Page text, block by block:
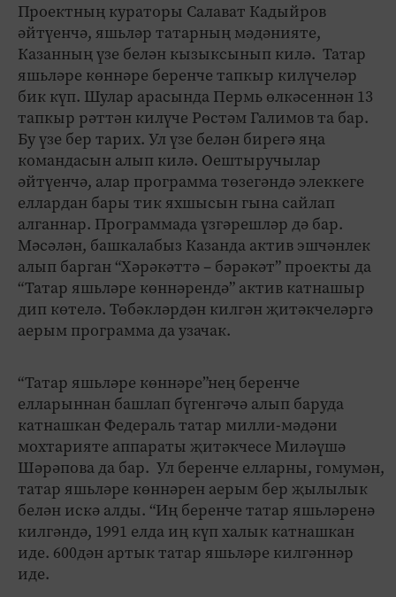
Проектның кураторы Салават Кадыйров
әйтүенчә, яшьләр татарның мәдәнияте,
Казанның үзе белән кызыксынып килә. Татар
яшьләре көннәре беренче тапкыр килүчеләр
бик күп. Шулар арасында Пермь өлкәсеннән 13
тапкыр рәттән килүче Рөстәм Галимов та бар.
Бу үзе бер тарих. Ул үзе белән бирегә яңа
командасын алып килә. Оештыручылар
әйтүенчә, алар программа төзегәндә элеккеге
еллардан бары тик яхшысын гына сайлап
алганнар. Программада үзгәрешләр дә бар.
Мәсәлән, башкалабыз Казанда актив эшчәнлек
алып барган “Хәрәкәттә – бәрәкәт” проекты да
“Татар яшьләре көннәрендә” актив катнашыр
дип көтелә. Төбәкләрдән килгән җитәкчеләргә
аерым программа да узачак.
“Татар яшьләре көннәре”нең беренче
елларыннан башлап бүгенгәчә алып баруда
катнашкан Федераль татар милли-мәдәни
мохтарияте аппараты җитәкчесе Миләүшә
Шәрәпова да бар. Ул беренче елларны, гомумән,
татар яшьләре көннәрен аерым бер җылылык
белән искә алды. “Иң беренче татар яшьләренә
килгәндә, 1991 елда иң күп халык катнашкан
иде. 600дән артык татар яшьләре килгәннәр
иде.